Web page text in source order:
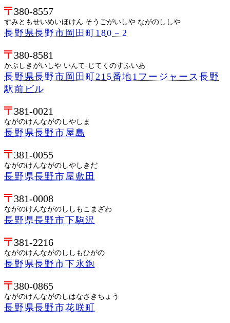
380-8557
すみともせいめいほけん そうごがいしや ながのししや
長野県長野市岡田町180－2
380-8581
かぶしきがいしや いんて-じてくのすふいあ
長野県長野市岡田町215番地1フージャース長野
駅前ビル
381-0021
ながのけんながのしやしま
長野県長野市屋島
381-0055
ながのけんながのしやしきだ
長野県長野市屋敷田
381-0008
ながのけんながのししもこまざわ
長野県長野市下駒沢
381-2216
ながのけんながのししもひがの
長野県長野市下氷鉋
380-0865
ながのけんながのしはなさきちょう
長野県長野市花咲町